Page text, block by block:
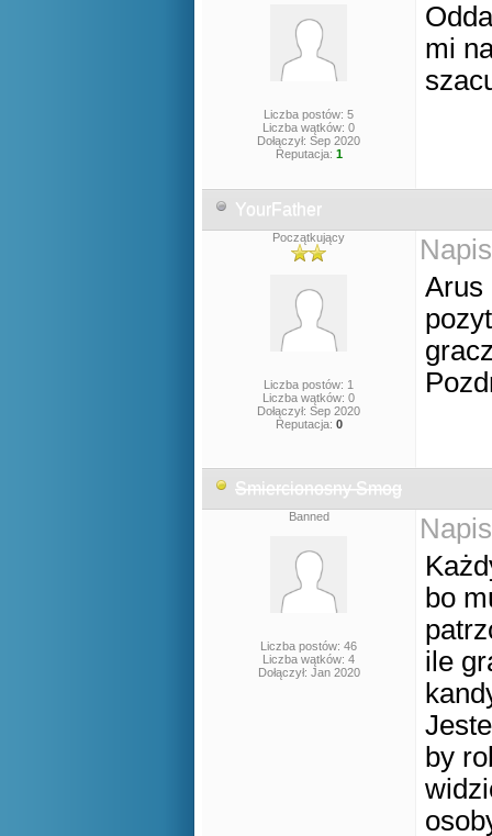
Liczba postów: 5
Liczba wątków: 0
Dołączył: Sep 2020
Reputacja: 1
mi
YourFather
Początkujący
Liczba postów: 1
Liczba wątków: 0
Dołączył: Sep 2020
Reputacja: 0
Arus
Smiercionosny Smog
Banned
Liczba postów: 46
Liczba wątków: 4
Dołączył: Jan 2020
bo
ile
by